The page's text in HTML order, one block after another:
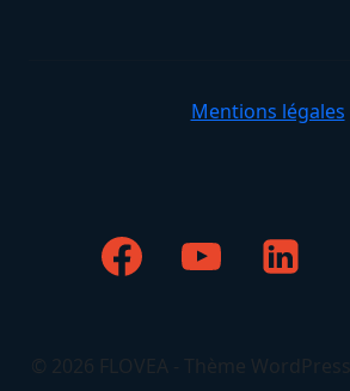
Mentions légales
© 2026 FLOVEA - Thème